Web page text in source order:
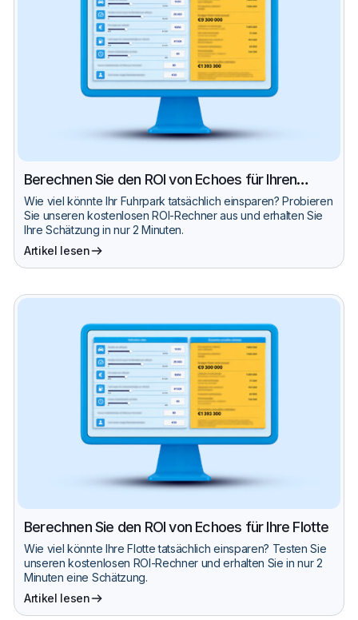
Berechnen Sie den ROI von Echoes für Ihren
Fuhrpark
Wie viel könnte Ihr Fuhrpark tatsächlich einsparen? Probieren
Sie unseren kostenlosen ROI-Rechner aus und erhalten Sie
Ihre Schätzung in nur 2 Minuten.
Artikel lesen
Berechnen Sie den ROI von Echoes für Ihre Flotte
Wie viel könnte Ihre Flotte tatsächlich einsparen? Testen Sie
unseren kostenlosen ROI-Rechner und erhalten Sie in nur 2
Minuten eine Schätzung.
Artikel lesen